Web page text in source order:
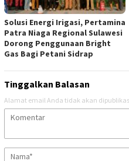
Solusi Energi Irigasi, Pertamina
Patra Niaga Regional Sulawesi
Dorong Penggunaan Bright
Gas Bagi Petani Sidrap
Tinggalkan Balasan
Alamat email Anda tidak akan